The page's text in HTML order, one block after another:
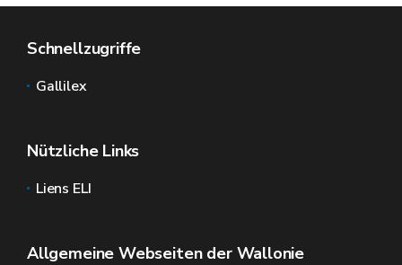
Schnellzugriffe
Gallilex
Nützliche Links
Liens ELI
Allgemeine Webseiten der Wallonie